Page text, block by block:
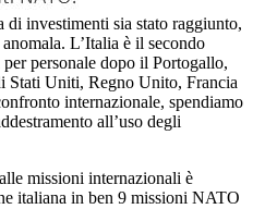
di investimenti sia stato raggiunto,
L’Italia è il secondo
personale dopo il Portogallo,
Stati Uniti, Regno Unito, Francia
internazionale, spendiamo
all’uso degli
missioni internazionali è
italiana in ben 9 missioni NATO